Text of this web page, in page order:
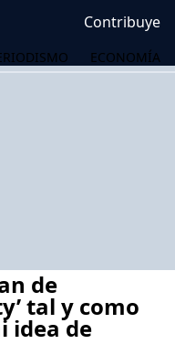
Contribuye
ECONOMÍA
de
tal y como
idea de